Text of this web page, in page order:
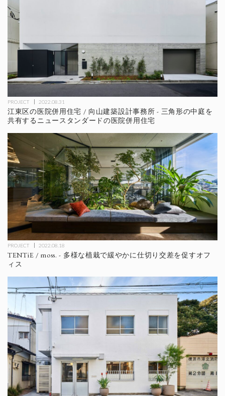
PROJECT 2022.08.31
江東区の医院併用住宅 / 向山建築設計事務所 - 三角形の中庭を
共有するニュースタンダードの医院併用住宅
PROJECT 2022.08.18
TENTiE / moss. - 多様な植栽で緩やかに仕切り交差を促すオフ
ィス